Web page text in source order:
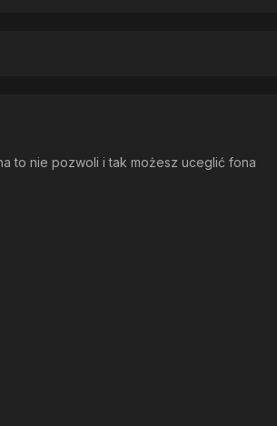
to nie pozwoli i tak możesz uceglić fona